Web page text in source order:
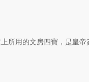
所用的文房四寶，是皇帝